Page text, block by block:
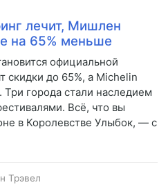
лечит, Мишлен
на 65% меньше
официальной
скидки до 65%, а Michelin
Три города стали наследием
Всё, что вы
в Королевстве Улыбок, — с
Трэвел